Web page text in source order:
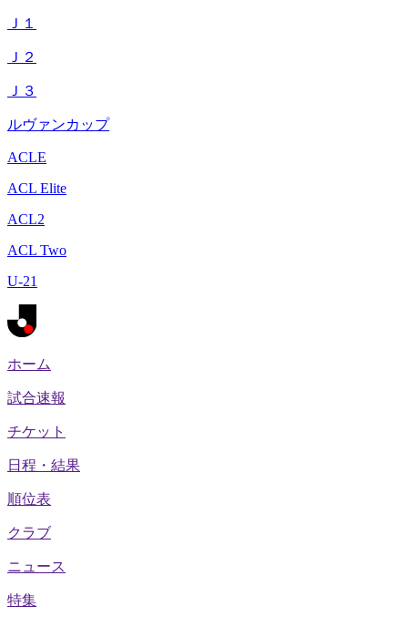
Ｊ１
Ｊ２
Ｊ３
ルヴァンカップ
ACLE
ACL Elite
ACL2
ACL Two
U-21
ホーム
試合速報
チケット
日程・結果
順位表
クラブ
ニュース
特集